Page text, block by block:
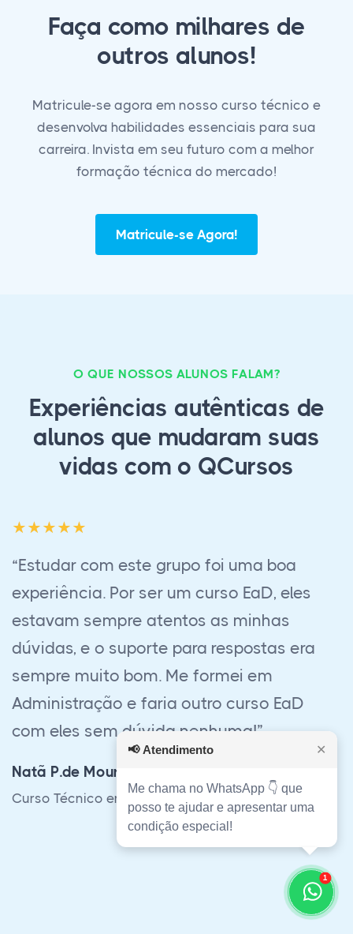
Faça como milhares de
outros alunos!
Matricule-se agora em nosso curso técnico e
desenvolva habilidades essenciais para sua
carreira. Invista em seu futuro com a melhor
formação técnica do mercado!
Matricule-se Agora!
O QUE NOSSOS ALUNOS FALAM?
Experiências autênticas de
alunos que mudaram suas
vidas com o QCursos
“Empresa muito séria e profissional,
certamente traz uma capacidade técnica
incrível. Fiz Eletrotécnica, já tinha feito
Eletromecânica em uma escola de
respeito aqui na região e posso dizer: Este
curso me capacitou muito mais do que o
presencial. Eu elevei muito meu nível de
trabalho, alcançando mais respeito com
meus colegas de trabalho e superiores.”
Curso Técnico em Eletrotécnica Pleno
1
📢 Atendimento ✕
Me chama no WhatsApp 👇 que
posso te ajudar e apresentar uma
condição especial!